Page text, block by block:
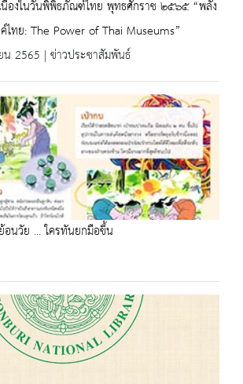
นื่องในวันพิพิธภัณฑ์ไทย พุทธศักราช ๒๕๖๕ “พลัง
ทย: The Power of Thai Museums”
2565 | ข่าวประชาสัมพันธ์
อนวัย ... ใครทันยกมือขึ้น